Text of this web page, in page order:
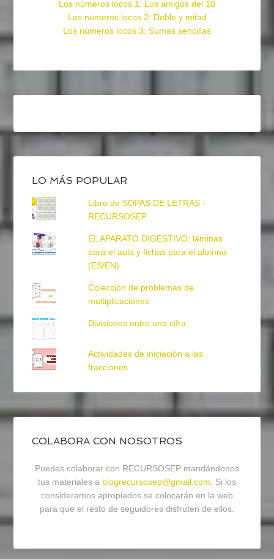
Los números locos 1: Los amigos del 10
Los números locos 2: Doble y mitad
Los números locos 3: Sumas sencillas
LO MÁS POPULAR
Libro de SOPAS DE LETRAS -
RECURSOSEP
EL APARATO DIGESTIVO: láminas
para el aula y fichas para el alumno
(ES/EN)
Colección de problemas de
multiplicaciones
Divisiones entre una cifra
Actividades de iniciación a las
fracciones
COLABORA CON NOSOTROS
Puedes colaborar con RECURSOSEP mandándonos
tus materiales a blogrecursosep@gmail.com. Si los
consideramos apropiados se colocarán en la web
para que el resto de seguidores disfruten de ellos.